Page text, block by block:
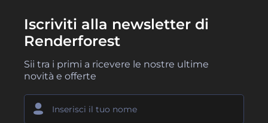
Iscriviti alla newsletter di
Renderforest
Sii tra i primi a ricevere le nostre ultime
novità e offerte